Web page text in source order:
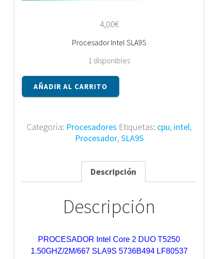
4,00€
Procesador Intel SLA9S
1 disponibles
Procesador
Intel
AÑADIR AL CARRITO
Categoría: Procesadores Etiquetas: cpu, intel,
Procesador, SLA9S
Descripción
Descripción
PROCESADOR Intel Core 2 DUO T5250
1.50GHZ/2M/667 SLA9S 5736B494 LF80537